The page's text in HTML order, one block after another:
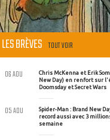
LES BRÈVES TOUT VOIR
Chris McKenna et Erik
New Day) en renfort sur
Doomsday et Secret Wars
06 AOU
Spider-Man : Brand New
record aussi avec 3
semaine
05 AOU